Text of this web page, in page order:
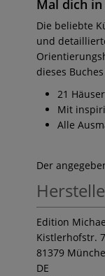
Mal dich
Die beliebte
und
dieses
21
Mit
Alle
Der
Edition
Kistlerhofstr.
81379
DE